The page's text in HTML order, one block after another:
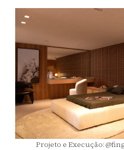
Projeto e Execução: